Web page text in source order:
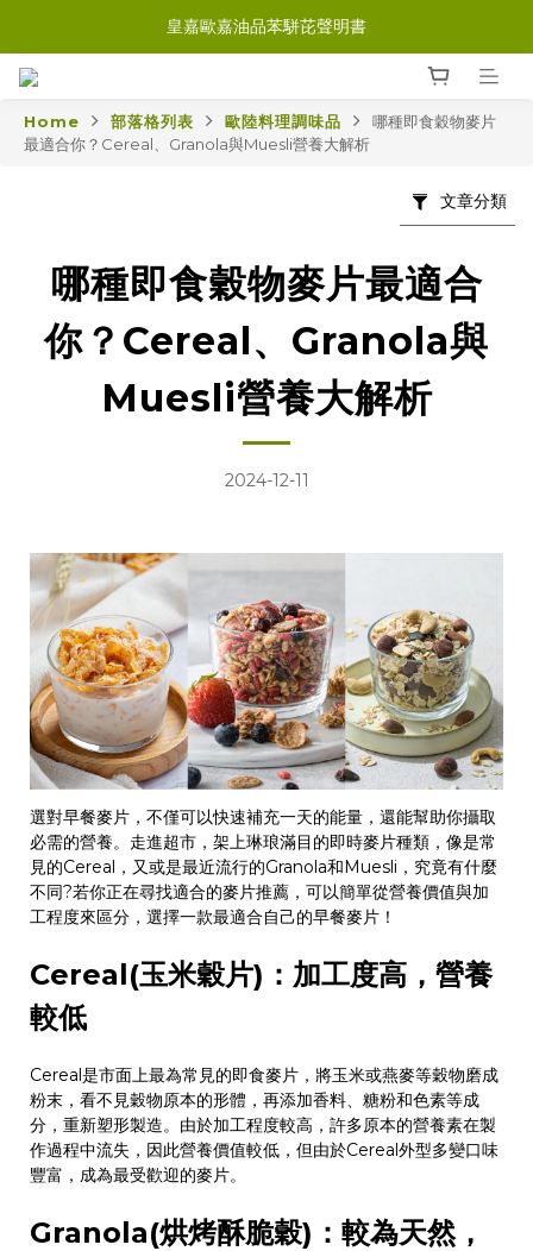
皇嘉歐嘉油品苯駢芘聲明書
Home 部落格列表 歐陸料理調味品
哪種即食穀物麥片
最適合你？Cereal、Granola與Muesli營養大解析
文章分類
哪種即食穀物麥片最適合
你？Cereal、Granola與
Muesli營養大解析
2024-12-11
選對早餐麥片，不僅可以快速補充一天的能量，還能幫助你攝取
必需的營養。走進超市，架上琳琅滿目的即時麥片種類，像是常
見的Cereal ，又或是最近流行的Granola和Muesli ，究竟有什麼
不同?若你正在尋找適合的麥片推薦，可以簡單從營養價值與加
工程度來區分，選擇一款最適合自己的早餐麥片！
Cereal(玉米穀片) ：加工度高，營養
較低
Cereal是市面上最為常見的即食麥片，將玉米或燕麥等穀物磨成
粉末，看不見穀物原本的形體，再添加香料、糖粉和色素等成
分，重新塑形製造。由於加工程度較高，許多原本的營養素在製
作過程中流失，因此營養價值較低，但由於Cereal外型多變口味
豐富，成為最受歡迎的麥片。
Granola(烘烤酥脆穀) ：較為天然，